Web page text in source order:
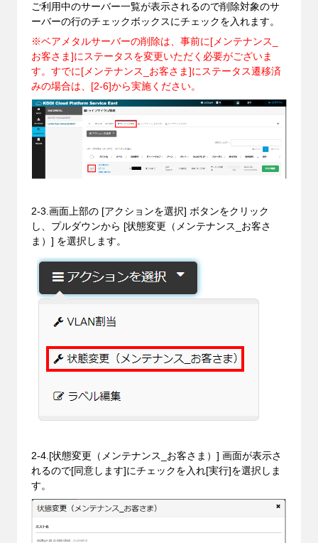
ご利用中のサーバー一覧が表示されるので削除対象のサ
ーバーの行のチェックボックスにチェックを入れます。
※ベアメタルサーバーの削除は、事前に[メンテナンス_
お客さま]にステータスを変更いただく必要がございま
す。 すでに[メンテナンス_お客さま]にステータス遷移済
みの場合は、[2-6]から実施ください。
2-3.画面上部の [アクションを選択] ボタンをクリック
し、プルダウンから [状態変更（メンテナンス_お客さ
ま）] を選択します。
2-4.[状態変更（メンテナンス_お客さま）] 画面が表示さ
れるので[同意します]にチェックを入れ[実行]を選択しま
す。